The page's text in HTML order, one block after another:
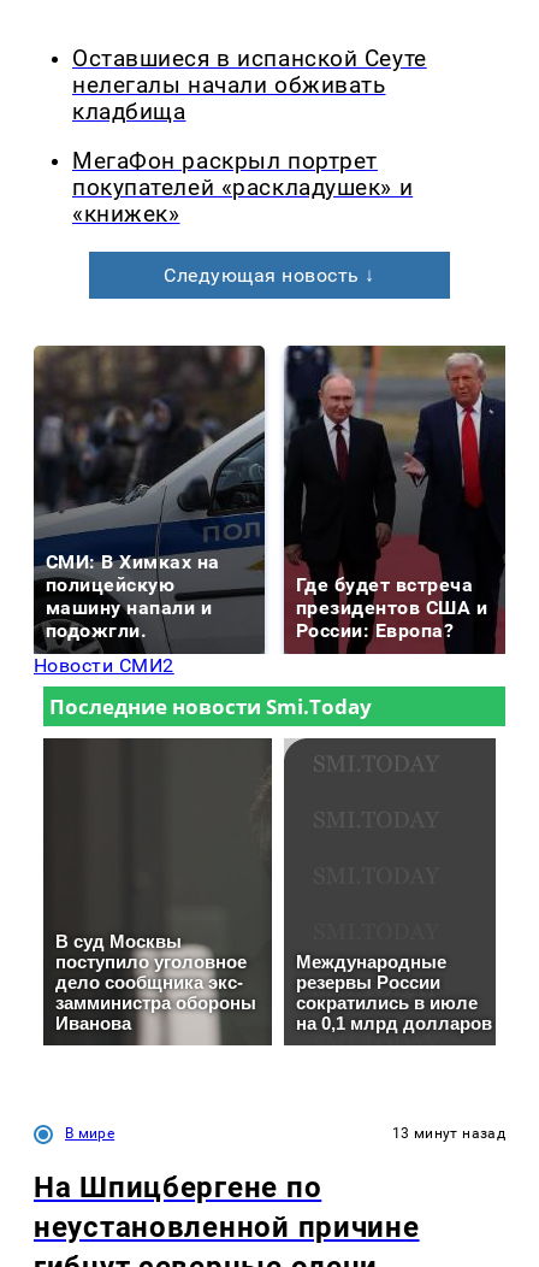
Оставшиеся в испанской Сеуте
нелегалы начали обживать
кладбища
МегаФон раскрыл портрет
покупателей «раскладушек» и
«книжек»
Следующая новость ↓
СМИ: В Химках на
полицейскую
машину напали и
подожгли.
Где будет встреча
президентов США и
России: Европа?
Новости СМИ2
В мире 13 минут назад
На Шпицбергене по
неустановленной причине